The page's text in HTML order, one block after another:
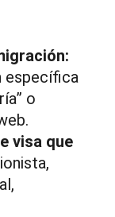
específica
o
visa que